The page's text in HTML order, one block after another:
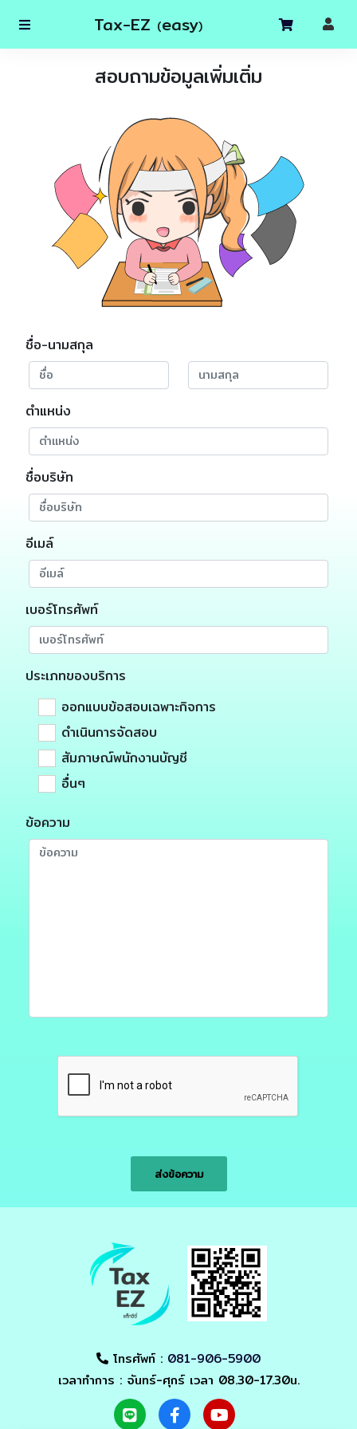
Tax-EZ (easy)
สอบถามข้อมูลเพิ่มเติ่ม
ชื่อ-นามสกุล
ตำแหน่ง
ชื่อบริษัท
อีเมล์
เบอร์โทรศัพท์
ประเภทของบริการ
ออกแบบข้อสอบเฉพาะกิจการ
ดำเนินการจัดสอบ
สัมภาษณ์พนักงานบัญชี
อื่นๆ
ข้อความ
ส่งข้อความ
โทรศัพท์ : 081-906-5900
เวลาทำการ : จันทร์-ศุกร์ เวลา 08.30-17.30น.